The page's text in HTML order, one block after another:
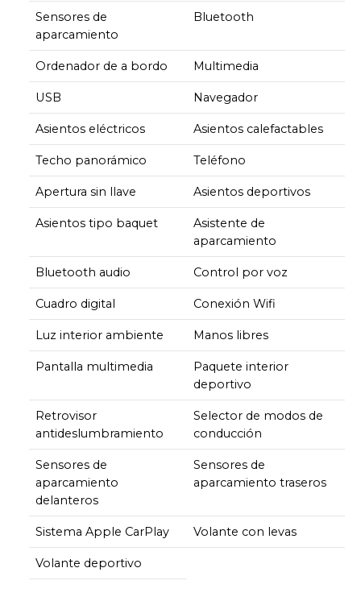
Sensores de
aparcamiento
Bluetooth
Ordenador de a bordo Multimedia
USB Navegador
Asientos eléctricos Asientos calefactables
Techo panorámico Teléfono
Apertura sin llave Asientos deportivos
Asientos tipo baquet
Asistente de
aparcamiento
Bluetooth audio Control por voz
Cuadro digital Conexión Wifi
Luz interior ambiente Manos libres
Pantalla multimedia
Paquete interior
deportivo
Retrovisor
antideslumbramiento
Selector de modos de
conducción
Sensores de
aparcamiento
delanteros
Sensores de
aparcamiento traseros
Sistema Apple CarPlay Volante con levas
Volante deportivo